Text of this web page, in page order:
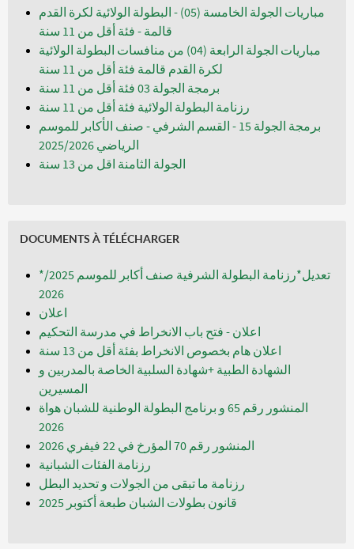
مباريات الجولة الخامسة (05) - البطولة الولائية لكرة القدم
قالمة - فئة أقل من 11 سنة
مباريات الجولة الرابعة (04) من منافسات البطولة الولائية
لكرة القدم قالمة فئة أقل من 11 سنة
برمجة الجولة 03 فئة أقل من 11 سنة
رزنامة البطولة الولائية فئة أقل من 11 سنة
برمجة الجولة 15 - القسم الشرفي - صنف الأكابر للموسم
الرياضي 2025/2026
الجولة الثامنة اقل من 13 سنة
DOCUMENTS À TÉLÉCHARGER
*تعديل*رزنامة البطولة الشرفية صنف أكابر للموسم 2025/
2026
اعلان
اعلان - فتح باب الانخراط في مدرسة التحكيم
اعلان هام بخصوص الانخراط بفئة أقل من 13 سنة
الشهادة الطبية +شهادة السلبية الخاصة بالمدربين و
المسيرين
المنشور رقم 65 و برنامج البطولة الوطنية للشبان هواة
المنشور رقم 70 المؤرخ في 22 فيفري 2026
رزنامة الفئات الشبانية
رزنامة ما تبقى من الجولات و تحديد البطل
قانون بطولات الشبان طبعة أكتوبر 2025